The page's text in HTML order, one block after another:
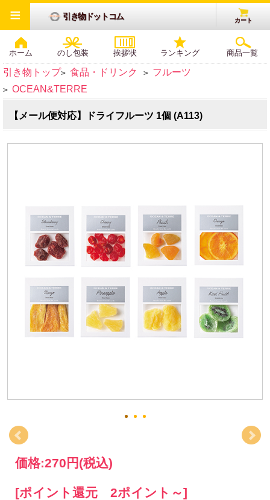
引き物ドットコム カート
ホーム のし包装 挨拶状 ランキング 商品一覧
≡
引き物トップ> 食品・ドリンク > フルーツ
> OCEAN&TERRE
【メール便対応】ドライフルーツ 1個 (A113)
価格:270円 (税込)
[ポイント還元 2ポイント～]